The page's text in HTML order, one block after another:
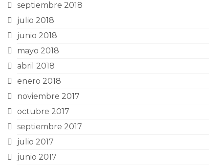
septiembre 2018
julio 2018
junio 2018
mayo 2018
abril 2018
enero 2018
noviembre 2017
octubre 2017
septiembre 2017
julio 2017
junio 2017